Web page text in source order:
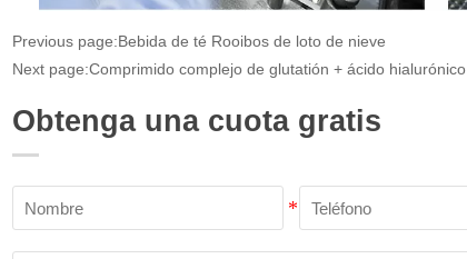
Previous page:Bebida de té Rooibos de loto de nieve
Next page:Comprimido complejo de glutatión + ácido hialurónico
Obtenga una cuota gratis